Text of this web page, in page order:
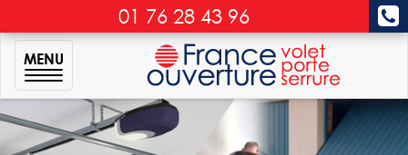
01 76 28 43 96
MENU